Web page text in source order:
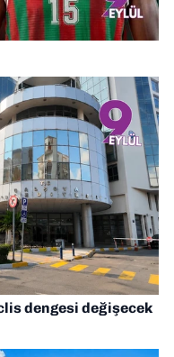
dengesi değişecek